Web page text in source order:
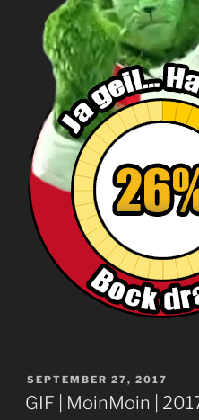
VERÖFFENTLICHT
AM
SEPTEMBER 27, 2017
GIF | MoinMoin |